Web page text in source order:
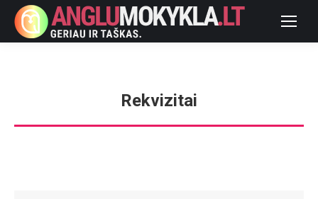
Rekvizitai
You are here: